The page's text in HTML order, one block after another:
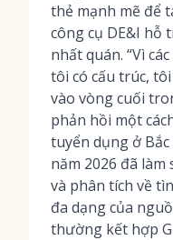
thẻ mạnh mẽ để
công cụ DE&I hỗ
nhất quán. “Vì
tôi có cấu trúc,
vào vòng cuối
phản hồi một
tuyển dụng ở Bắc
năm 2026 đã làm
và phân tích về
đa dạng của
thường kết hợp